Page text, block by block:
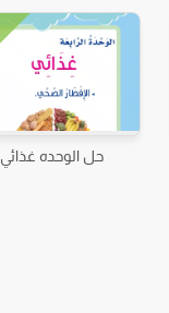
حل الوحده غذائي